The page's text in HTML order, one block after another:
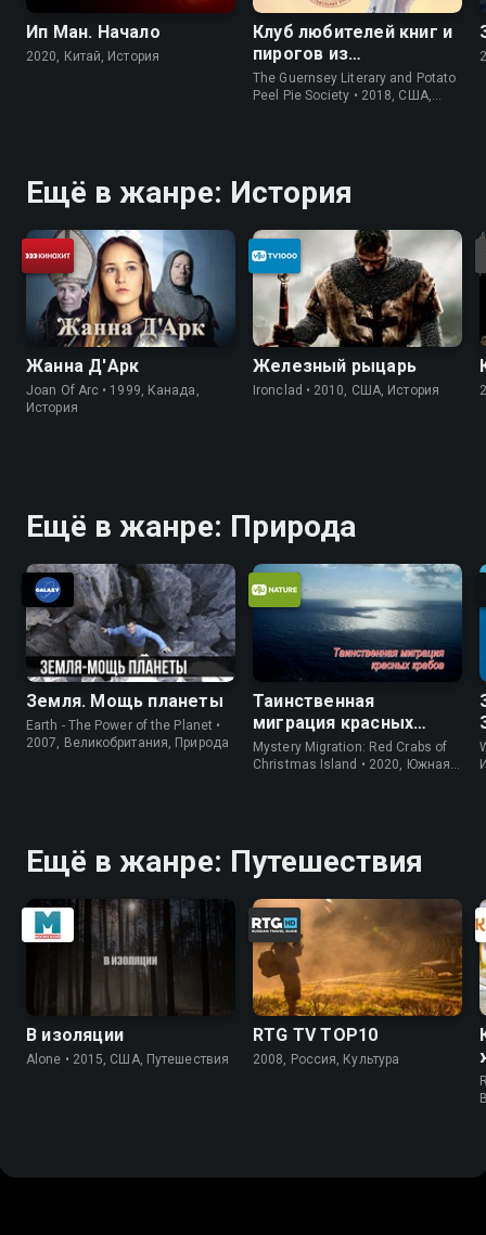
Ип Ман. Начало
2020, Китай, История
Клуб любителей книг и
пирогов из
картофельных
очистков
The Guernsey Literary and Potato
Peel Pie Society • 2018, США,
Ещё в жанре: История
Жанна Д'Арк
Joan Of Arc • 1999, Канада,
История
Железный рыцарь
Ironclad • 2010, США, История
Ещё в жанре: Природа
Земля. Мощь планеты
Earth - The Power of the Planet •
2007, Великобритания, Природа
Таинственная
миграция красных
крабов
Mystery Migration: Red Crabs of
Christmas Island • 2020, Южная
Ещё в жанре: Путешествия
В изоляции
Alone • 2015, США, Путешествия
RTG TV TOP10
2008, Россия, Культура